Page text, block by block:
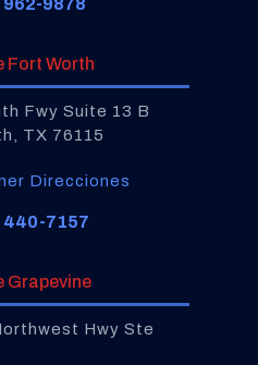
962-9878
Fort Worth
Fwy Suite 13 B
TX 76115
Direcciones
440-7157
Grapevine
Hwy Ste